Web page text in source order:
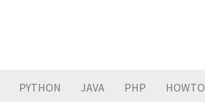
PYTHON JAVA PHP HOWTO